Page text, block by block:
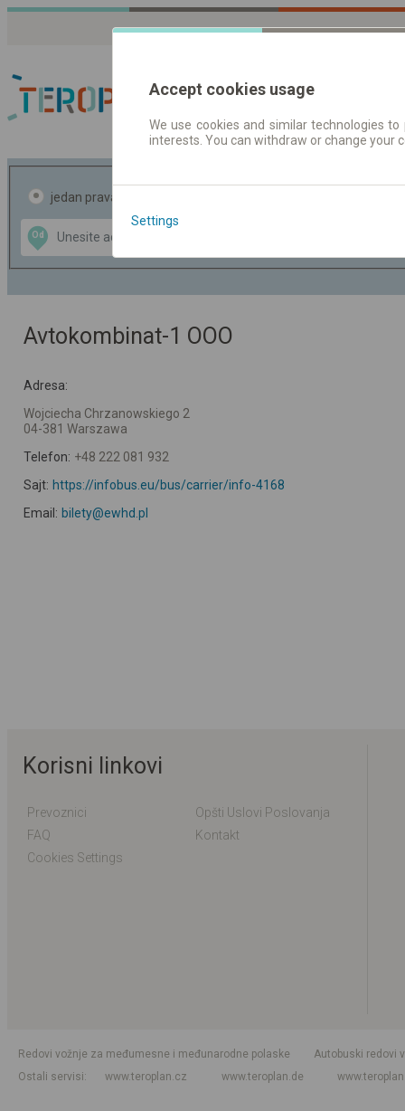
Red vožnje | Karte
jedan pravac
Od
Data CC-BY-SA
OpenStreetMap
GeoLite data by
Avtokombinat-1 OOO
Adresa:
Wojciecha Chrzanowskiego 2
04-381 Warszawa
Telefon: +48 222 081 932
Sajt: https://infobus.eu/bus/carrier/info-4168
Email: bilety@ewhd.pl
Korisni linkovi
Prevoznici
Opšti Uslovi Poslovanja
FAQ
Kontakt
Cookies Settings
Redovi vožnje za međumesne i međunarodne polaske
Autobuski redovi
Ostali servisi
www.teroplan.cz www.teroplan.de
Accept cookies usage
We use cookies and similar technologies
interests. You can withdraw or change
Settings